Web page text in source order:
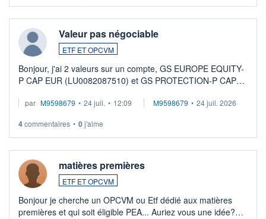
Valeur pas négociable
ETF ET OPCVM
Bonjour, j'ai 2 valeurs sur un compte, GS EUROPE EQUITY-
P CAP EUR (LU0082087510) et GS PROTECTION-P CAP
veux procéder à la vente, on me signale ...
par M9598679 • 24 juil. • 12:09 M9598679 • 24 juil. 2026
4commentaires • 0j'aime
matières premières
ETF ET OPCVM
Bonjour je cherche un OPCVM ou Etf dédié aux matières
premières et qui soit éligible PEA... Auriez vous une idée?